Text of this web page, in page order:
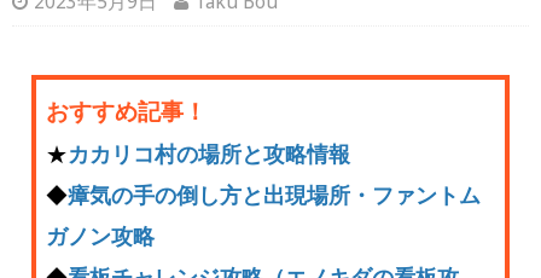
おすすめ記事！
★カカリコ村の場所と攻略情報
◆瘴気の手の倒し方と出現場所・ファントム
ガノン攻略